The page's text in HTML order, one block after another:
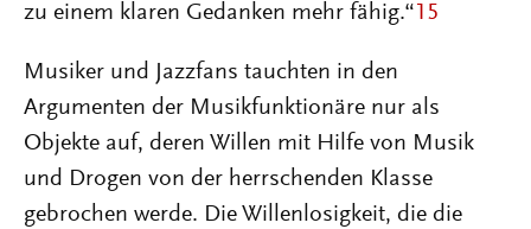
zu einem klaren Gedanken mehr fähig.“ 15
Musiker und Jazzfans tauchten in den
Argumenten der Musikfunktionäre nur als
Objekte auf, deren Willen mit Hilfe von Musik
und Drogen von der herrschenden Klasse
gebrochen werde. Die Willenlosigkeit, die die